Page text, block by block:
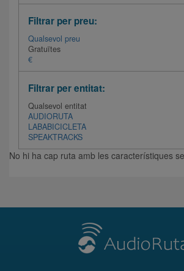
Filtrar per preu:
Qualsevol preu
Gratuïtes
€
Filtrar per entitat:
Qualsevol entitat
AUDIORUTA
LABABICICLETA
SPEAKTRACKS
No hi ha cap ruta amb les característiques